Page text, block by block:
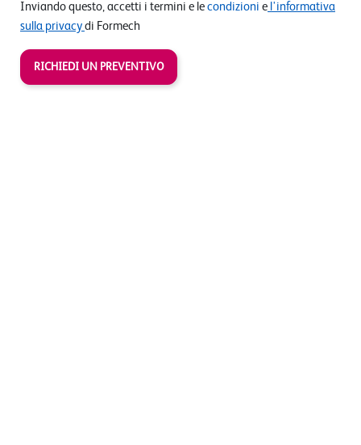
Inviando questo, accetti i termini e le condizioni e l'informativa
sulla privacy di Formech
RICHIEDI UN PREVENTIVO